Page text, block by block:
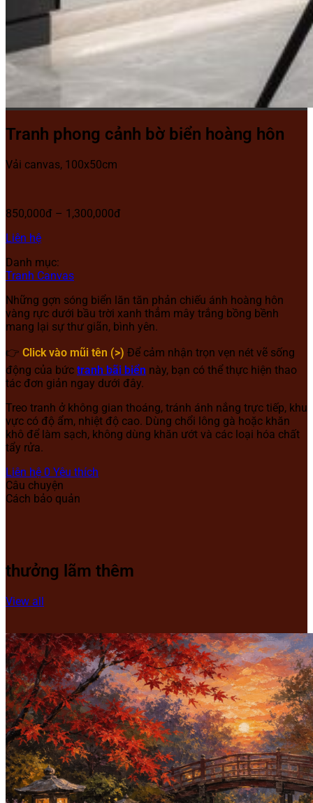
Tranh phong cảnh bờ biển hoàng hôn
Vải canvas, 100x50cm
850,000đ – 1,300,000đ
Liên hệ
Danh mục:
Tranh Canvas
Những gợn sóng biển lăn tăn phản chiếu ánh hoàng hôn
vàng rực dưới bầu trời xanh thẳm mây trắng bồng bềnh
mang lại sự thư giãn, bình yên.
👉 Click vào mũi tên (>) Để cảm nhận trọn vẹn nét vẽ sống
động của bức tranh bãi biển này, bạn có thể thực hiện thao
tác đơn giản ngay dưới đây.
Treo tranh ở không gian thoáng, tránh ánh nắng trực tiếp, khu
vực có độ ẩm, nhiệt độ cao. Dùng chổi lông gà hoặc khăn
khô để làm sạch, không dùng khăn ướt và các loại hóa chất
tẩy rửa.
Liên hệ 0 Yêu thích
Câu chuyện
Cách bảo quản
thưởng lãm thêm
View all